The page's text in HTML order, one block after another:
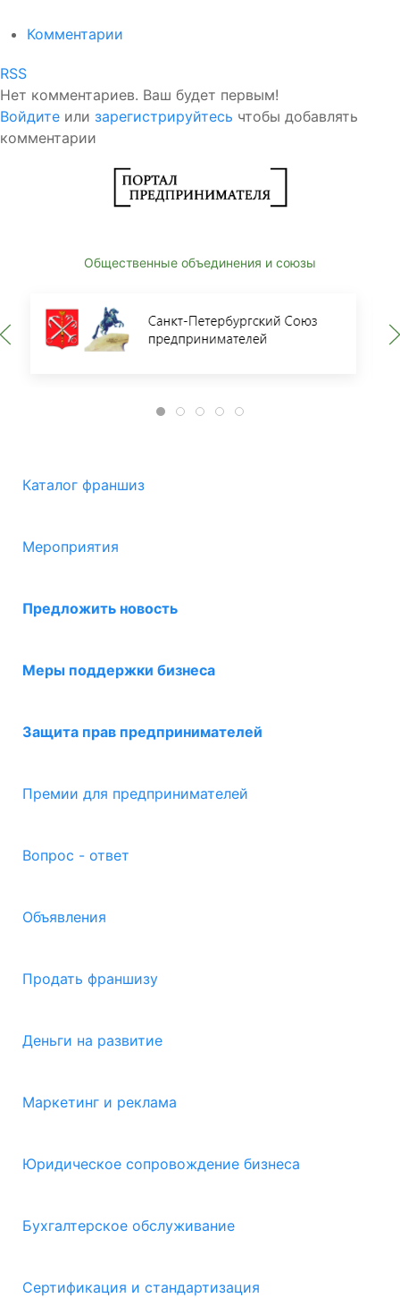
Комментарии
RSS
Нет комментариев. Ваш будет первым!
Войдите или зарегистрируйтесь чтобы добавлять
комментарии
Общественные объединения и союзы
Каталог франшиз
Мероприятия
Предложить новость
Меры поддержки бизнеса
Защита прав предпринимателей
Премии для предпринимателей
Вопрос - ответ
Объявления
Продать франшизу
Деньги на развитие
Маркетинг и реклама
Юридическое сопровождение бизнеса
Бухгалтерское обслуживание
Сертификация и стандартизация